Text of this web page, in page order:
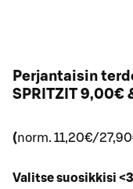
Perjantaisin
SPRITZIT 9,00€
(norm. 11,20€/
Valitse suosikkisi <3